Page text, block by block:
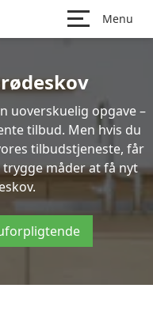
Menu
uoverskuelig opgave –
tilbud. Men hvis du
tilbudstjeneste, får
måder at få nyt